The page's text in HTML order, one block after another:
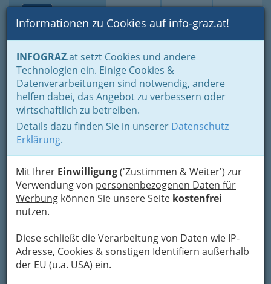
Suche Login Toggle
Informationen zu Cookies auf info-graz.at!
INFOGRAZ.at setzt Cookies und andere
Technologien ein. Einige Cookies &
Datenverarbeitungen sind notwendig, andere
helfen dabei, das Angebot zu verbessern oder
wirtschaftlich zu betreiben.
Details dazu finden Sie in unserer Datenschutz
Erklärung.
Mit Ihrer Einwilligung('Zustimmen & Weiter') zur
Verwendung von personenbezogenen Daten für
Werbung können Sie unsere Seite kostenfrei
nutzen.
Diese schließt die Verarbeitung von Daten wie IP-
Adresse, Cookies & sonstigen Identifiern außerhalb
der EU (u.a. USA) ein.
Home Branchen Freizeit & Sport Sport
Über den Wolken… Fliegen
Zivilluftfahrschulen
Zivilluftfahrschulen in Graz
und Umgebung und der
Steiermark